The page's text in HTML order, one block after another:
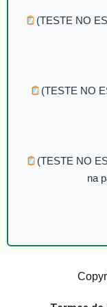
(TESTE NO
(TESTE NO
(TESTE NO
na